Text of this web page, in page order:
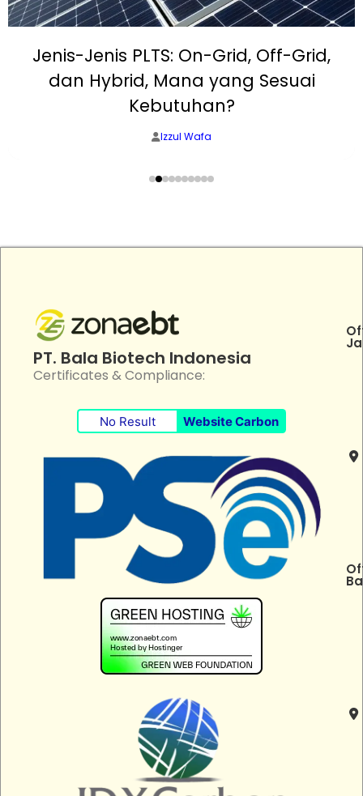
Jenis-Jenis PLTS: On-Grid, Off-Grid,
dan Hybrid, Mana yang Sesuai
Kebutuhan?
Izzul Wafa
PT. Bala Biotech Indonesia
Certificates & Compliance:
No Result Website Carbon